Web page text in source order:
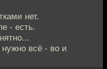
нет.
- есть.
нужно всё - во и